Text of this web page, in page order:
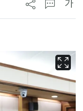
가